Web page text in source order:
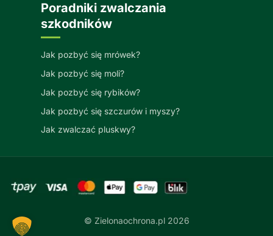
Poradniki zwalczania
szkodników
Jak pozbyć się mrówek?
Jak pozbyć się moli?
Jak pozbyć się rybików?
Jak pozbyć się szczurów i myszy?
Jak zwalczać pluskwy?
© Zielonaochrona.pl 2026